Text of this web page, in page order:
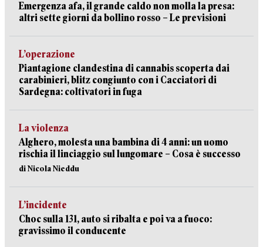
Emergenza afa, il grande caldo non molla la presa:
altri sette giorni da bollino rosso – Le previsioni
L’operazione
Piantagione clandestina di cannabis scoperta dai
carabinieri, blitz congiunto con i Cacciatori di
Sardegna: coltivatori in fuga
La violenza
Alghero, molesta una bambina di 4 anni: un uomo
rischia il linciaggio sul lungomare – Cosa è successo
di Nicola Nieddu
L’incidente
Choc sulla 131, auto si ribalta e poi va a fuoco:
gravissimo il conducente